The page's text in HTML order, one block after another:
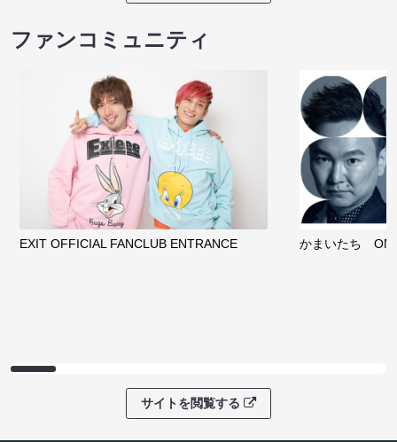
ファンコミュニティ
EXIT OFFICIAL FANCLUB ENTRANCE かまいたち
サイトを閲覧する